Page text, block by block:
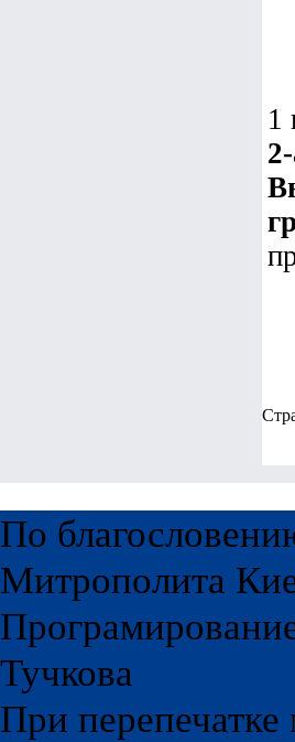
1
По
Митрополита
Тучкова
При перепечатке